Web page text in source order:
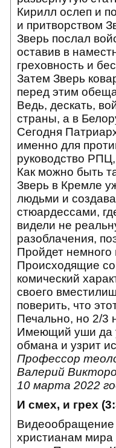
Кирилл ослеп и
и притворством
Зверь послал
оставив в
греховность и
Затем Зверь
перед этим
Ведь, дескать,
страны, а в
Сегодня
именно для
руководство
Как можно быть
Зверь в Кремле
людьми и
стюардессами,
видели не
разоблачения,
Пройдет немного
Происходящие
комический
своего
поверить, что
Печально, но 2/3
Имеющий уши да
обмана и узрит
Профессор
Валерий
10 марта 2022
И смех, и грех
Видеообращение
христианам мира